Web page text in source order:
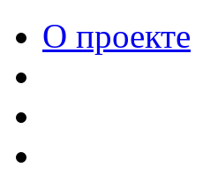
О проекте